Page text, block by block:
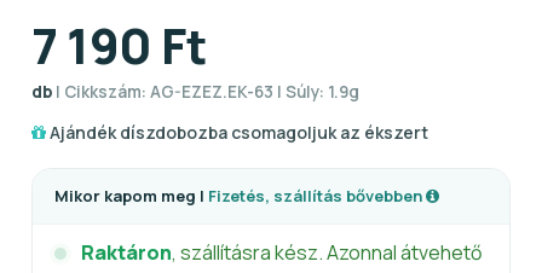
7 190 Ft
db | Cikkszám: AG-EZEZ.EK-63 | Súly: 1.9g
Ajándék díszdobozba csomagoljuk az ékszert
Mikor kapom meg | Fizetés, szállítás bővebben
Raktáron, szállításra kész. Azonnal átvehető